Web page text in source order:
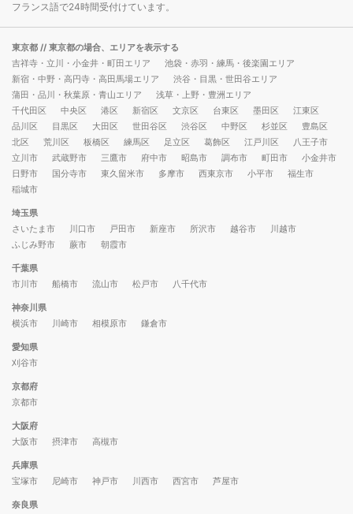
フランス語で24時間受付けています。
東京都 // 東京都の場合、エリアを表示する
吉祥寺・立川・小金井・町田エリア
池袋・赤羽・練馬・後楽園エリア
新宿・中野・高円寺・高田馬場エリア
渋谷・目黒・世田谷エリア
蒲田・品川・秋葉原・青山エリア
浅草・上野・豊洲エリア
千代田区
中央区 港区 新宿区 文京区 台東区 墨田区
江東区
品川区
目黒区 大田区 世田谷区 渋谷区 中野区 杉並区
豊島区
北区
荒川区 板橋区 練馬区 足立区 葛飾区 江戸川区
八王子市
立川市
武蔵野市 三鷹市 府中市 昭島市 調布市 町田市
小金井市
日野市
国分寺市 東久留米市 多摩市 西東京市 小平市
福生市
稲城市
埼玉県
さいたま市
川口市 戸田市 新座市 所沢市 越谷市
川越市
ふじみ野市
蕨市 朝霞市
千葉県
市川市
船橋市 流山市 松戸市 八千代市
神奈川県
横浜市
川崎市 相模原市 鎌倉市
愛知県
刈谷市
京都府
京都市
大阪府
大阪市
摂津市 高槻市
兵庫県
宝塚市
尼崎市 神戸市 川西市 西宮市 芦屋市
奈良県